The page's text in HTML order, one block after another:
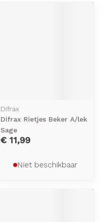
Difrax
Difrax Rietjes Beker A/lek
Sage
€ 11,99
Niet beschikbaar